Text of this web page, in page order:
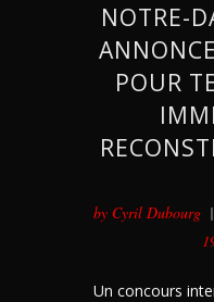
NOTRE-
POUR
by Cyril Dubourg
Un concours